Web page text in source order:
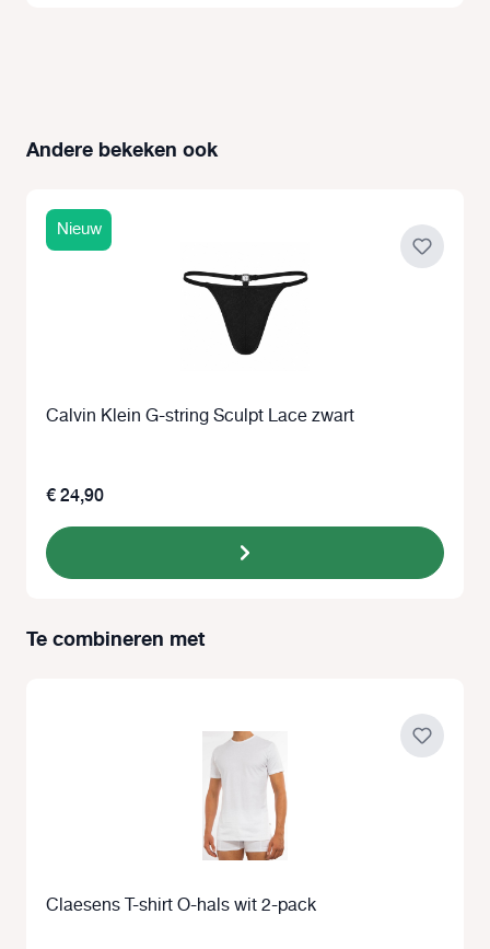
Productgalerij overslaan
Andere bekeken ook
Nieuw
Calvin Klein G-string Sculpt Lace zwart
€ 24,90
Productgalerij overslaan
Te combineren met
Claesens T-shirt O-hals wit 2-pack